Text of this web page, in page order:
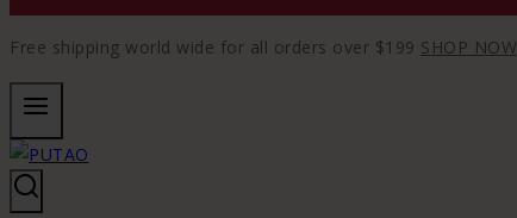
Free shipping world wide for all orders over $199 SHOP NOW